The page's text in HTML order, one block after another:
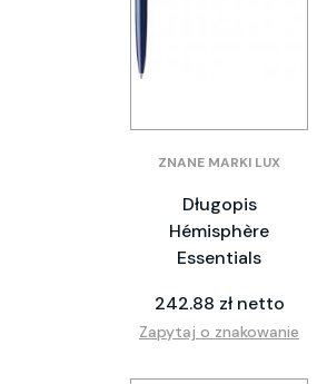
ZNANE MARKI LUX
Długopis
Hémisphère
Essentials
242.88 zł netto
Zapytaj o znakowanie